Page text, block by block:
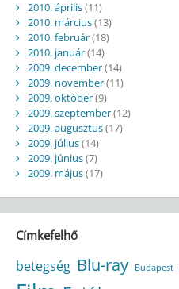
2010. április(11)
2010. március(13)
2010. február(18)
2010. január(14)
2009. december(14)
2009. november(11)
2009. október(9)
2009. szeptember(12)
2009. augusztus(17)
2009. július(14)
2009. június(7)
2009. május(17)
Címkefelhő
betegség Blu-ray Budapest